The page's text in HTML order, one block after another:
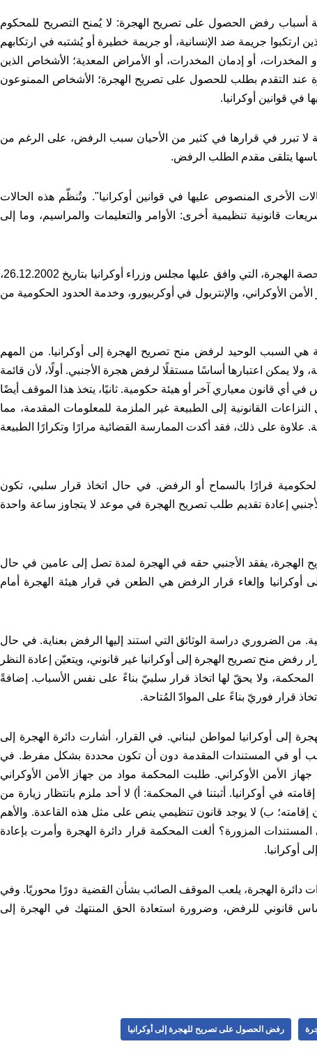
المؤرخ 07.06.2001 على قائمة أسباب رفض الحصول على تصريح الهجرة: لا يُمنح التصريح للمحكوم
ارتكبوا جريمة ضد الإنسانية، أو جريمة خطيرة أو يُشتبه في ارتكابهم
أو إدمان المخدرات، أو الأمراض المعدية؛ الأشخاص الذين
عند التقدم بطلب للحصول على تصريح الهجرة؛ الأشخاص الممنوعون
في قوانين أوكرانيا.
لا تبرر في قرارها في كثير من الأحيان سبب الرفض، على الرغم من
يتلقى مقدم الطلب الرفض.
المنصوص عليها في قوانين أوكرانيا". وتُنظّم هذه الحالات
قانونية تنظيمية أخرى: الأوامر والتعليمات والمراسيم، وما إلى
أثناء معالجة طلبات الأجانب، وفقًا لإجراءات تشكيل حصة الهجرة، التي وافق عليها مجلس وزراء أوكرانيا بتاريخ 26.12.2002،
الأوكراني، والإنتربول في أوكربيورو، وخدمة الحدود الحكومية من
هي السبب الوحيد لرفض منح تصريح الهجرة إلى أوكرانيا. من المهم
يمكن اعتبارها أساسًا مستقلًا لرفض هجرة الأجنبي. أولًا، لأن قائمة
أي قانون معياري آخر أو هيئة حكومية. ثانيًا، يتخذ هذا الموقف أيضًا
القانونية إلى الطبيعة غير الملزمة للمعلومات المقدمة، مما
علاوة على ذلك، فقد أكدت الممارسة القضائية مرارًا وتكرارًا الطبيعة
قرارًا بالسماح أو الرفض. في حال اتخاذ قرار سلبي، تكون
إعادة تقديم طلب تصريح الهجرة في موعد لا يتجاوز ساعة واحدة
يفقد الأجنبي حقه في الهجرة لمدة تصل إلى عامين في حال
أوكرانيا وإلغاء قرار الرفض هي الطعن في قرار هيئة الهجرة أمام
من الضروري دراسة الوثائق التي استند إليها الرفض بعناية. في حال
منح تصريح الهجرة إلى أوكرانيا غير قانوني، ويتعيّن إعادة النظر
ولا يحقّ لها اتخاذ قرار سلبيّ بناءً على نفس الأسباب. إضافةً
قرار فوريّ بناءً على الموادّ المُتاحة.
إلى أوكرانيا لمواطن لبناني. في القرار، أشارت دائرة الهجرة إلى
أو في المستندات المقدمة دون أن تكون محددة بشكل مفرط. في
الأمن الأوكراني. طلبت المحكمة مواد من جهاز الأمن الأوكراني
في أوكرانيا. أثبتنا في المحكمة: أ) لا أحد ملزم بانتظار زيارة من
ب) لا يوجد قانون تنظيمي ينص على مثل هذه القاعدة. والأهم
المزورة؟ ألغت المحكمة قرار دائرة الهجرة وأمرت بإعادة
أوكرانيا.
دائرة الهجرة، يلعب الموقف الصائب بشأن القضية دورًا محوريًا. وفي
قانوني للرفض، وضرورة استعادة الحق المنتهك في الهجرة إلى
رفض الحصول على تصريح للهجرة إلى أوكرانيا